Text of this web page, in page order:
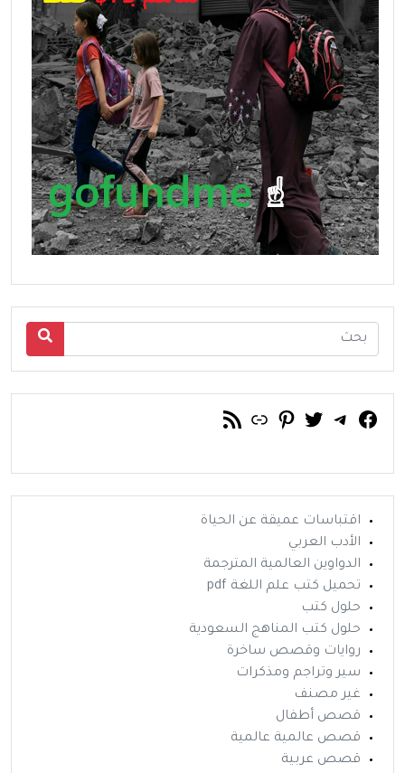
فيسبوك
تيليجرام
تويتربينتريست
رابطخلاصة RSS
اقتباسات عميقة عن الحياة
الأدب العربي
الدواوين العالمية المترجمة
تحميل كتب علم اللغة pdf
حلول كتب
حلول كتب المناهج السعودية
روايات وقصص ساخرة
سير وتراجم ومذكرات
غير مصنف
قصص أطفال
قصص عالمية عالمية
قصص عربية